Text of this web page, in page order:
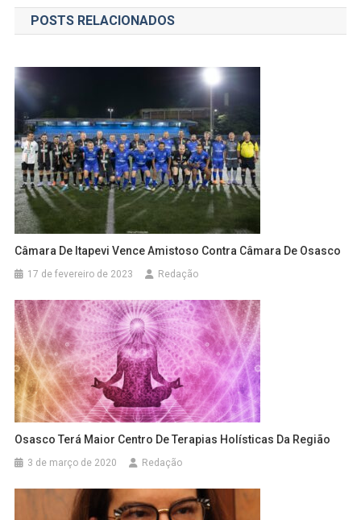
Post
POSTS RELACIONADOS
Câmara De Itapevi Vence Amistoso Contra Câmara De Osasco
17 de fevereiro de 2023 Redação
Osasco Terá Maior Centro De Terapias Holísticas Da Região
3 de março de 2020 Redação